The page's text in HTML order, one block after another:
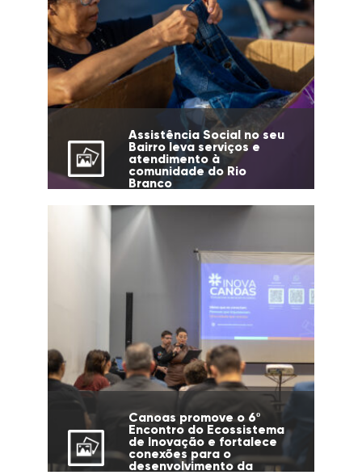
Assistência Social no seu
Bairro leva serviços e
atendimento à
comunidade do Rio
Branco
Canoas promove o 6º
Encontro do Ecossistema
de Inovação e fortalece
conexões para o
desenvolvimento da